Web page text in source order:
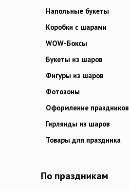
Напольные букеты
Коробки с шарами
WOW-Боксы
Букеты из шаров
Фигуры из шаров
Фотозоны
Оформление праздников
Гирлянды из шаров
Товары для праздника
По праздникам